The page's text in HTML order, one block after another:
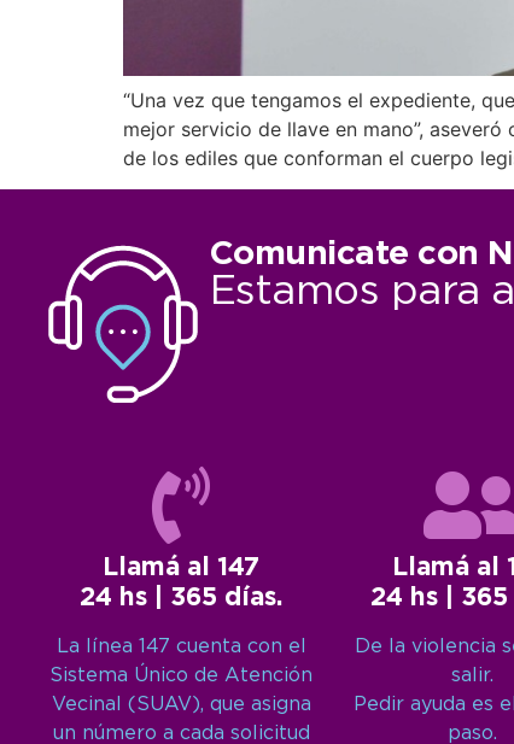
“Una vez que tengamos el expediente,
mejor servicio de llave en mano”,
de los ediles que conforman el cuerpo
Comunicate con
Estamos para
Llamá al 147
24 hs | 365 días.
La línea 147 cuenta con el
Sistema Único de Atención
Vecinal (SUAV), que asigna
un número a cada solicitud
Llamá al
24 hs | 365
De la violencia
salir.
Pedir ayuda es
paso.